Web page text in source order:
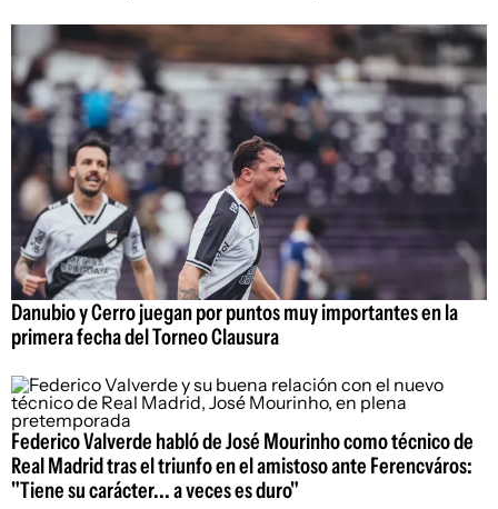
Danubio y Cerro juegan por puntos muy importantes en la
primera fecha del Torneo Clausura
Federico Valverde habló de José Mourinho como técnico de
Real Madrid tras el triunfo en el amistoso ante Ferencváros:
"Tiene su carácter... a veces es duro"